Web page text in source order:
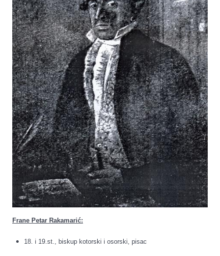
Frane Petar Rakamarić:
18. i 19.st., biskup kotorski i osorski, pisac